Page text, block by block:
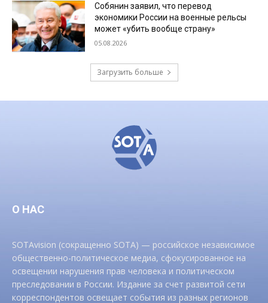
Собянин заявил, что перевод
экономики России на военные рельсы
может «убить вообще страну»
05.08.2026
Загрузить больше
О НАС
SOTAvision (сокращенно SOTA) — российское независимое
общественно-политическое медиа, сфокусированное на
освещении нарушения прав человека и политическом
преследовании в России. Издание за счет развитой сети
корреспондентов освещает события из разных регионов